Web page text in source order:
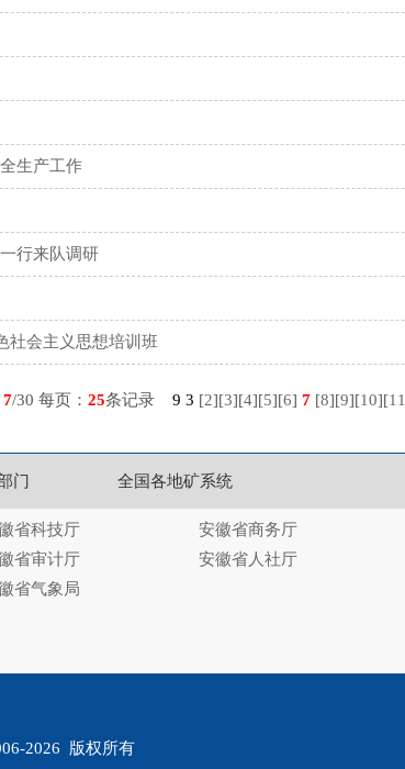
生产工作
行来队调研
社会主义思想培训班
7/30 每页： 25条记录 9 3 [2][3][4][5][6] 7[8][9][10][11
门 全国各地矿系统
省科技厅 安徽省商务厅
省审计厅 安徽省人社厅
省气象局
2026 版权所有